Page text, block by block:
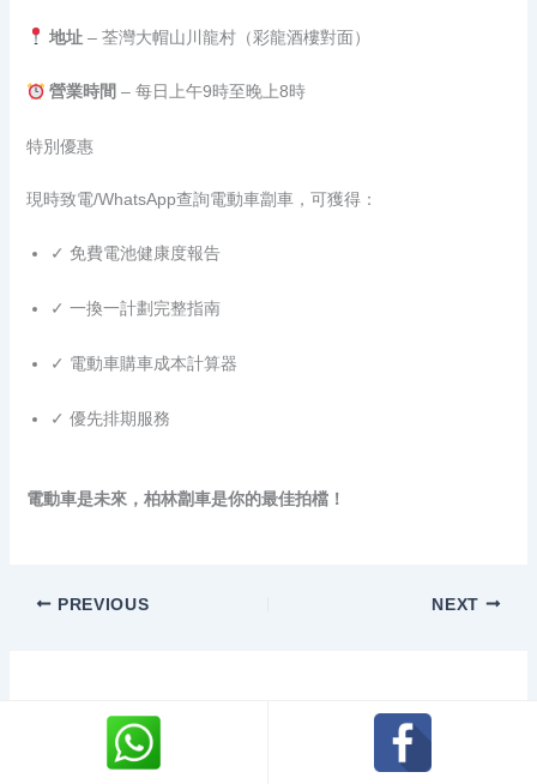
地址 – 荃灣大帽山川龍村（彩龍酒樓對面）
營業時間 – 每日上午9時至晚上8時
特別優惠
現時致電/WhatsApp查詢電動車劏車，可獲得：
✓ 免費電池健康度報告
✓ 一換一計劃完整指南
✓ 電動車購車成本計算器
✓ 優先排期服務
電動車是未來，柏林劏車是你的最佳拍檔！
PREVIOUS NEXT
Related Posts